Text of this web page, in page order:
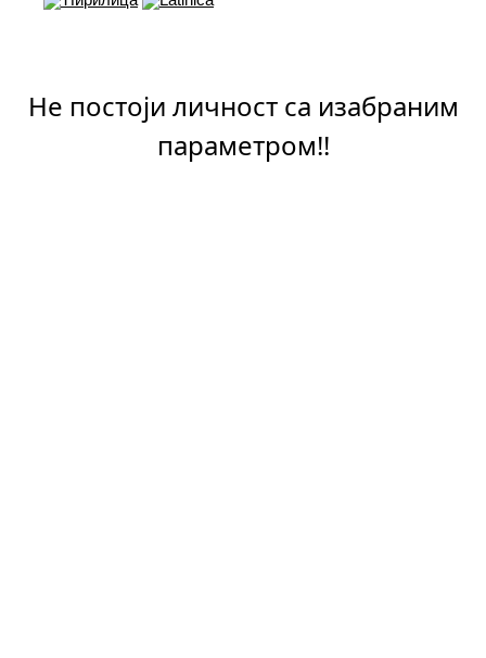
Не постоји личност са изабраним
параметром!!